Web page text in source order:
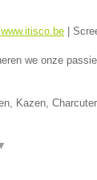
|
we onze
Kazen,